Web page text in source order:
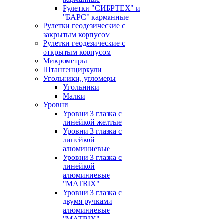
Рулетки "СИБРТЕХ" и
"БАРС" карманные
Рулетки геодезические с
закрытым корпусом
Рулетки геодезические с
открытым корпусом
Микрометры
Штангенциркули
Угольники, угломеры
Угольники
Малки
Уровни
Уровни 3 глазка с
линейкой желтые
Уровни 3 глазка с
линейкой
алюминиевые
Уровни 3 глазка с
линейкой
алюминиевые
"MATRIX"
Уровни 3 глазка с
двумя ручками
алюминиевые